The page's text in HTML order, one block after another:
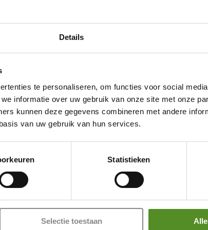
Details
te personaliseren, om functies voor social
informatie over uw gebruik van onze site met onze
kunnen deze gegevens combineren met andere
van uw gebruik van hun services.
Statistieken
Selectie toestaan
€295,00
Matras 140×220 P350
12:00 – 17:00
Vrijdag 12:00 – 17:00
Zaterdag 12:00 – 17:00
Zondag 12:00 – 17:00